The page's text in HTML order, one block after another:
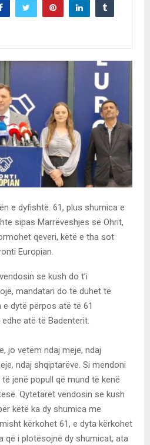
e dyfishtë. 61, plus shumica e
sipas Marrëveshjes së Ohrit,
qeveri, këtë e tha sot
Europian.
se kush do t’i
mandatari do të duhet të
dytë përpos atë të 61
atë të Badenterit.
jo vetëm ndaj meje, ndaj
ndaj shqiptarëve. Si mendoni
jenë popull që mund të kenë
Qytetarët vendosin se kush
këtë ka dy shumica me
kërkohet 61, e dyta kërkohet
që i plotësojnë dy shumicat, ata